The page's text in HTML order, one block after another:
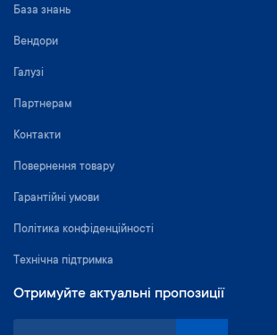
База знань
Вендори
Галузі
Партнерам
Контакти
Повернення товару
Гарантійні умови
Політика конфіденційності
Технічна підтримка
Отримуйте актуальні пропозиції